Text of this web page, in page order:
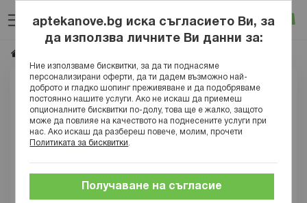
към
съдържанието
Вход
aptekanove.bg иска съгласието Ви, за
да използва личните Ви данни за:
Ние използваме бисквитки, за да ти поднасяме
персонализирани оферти, да ти дадем възможно най-
доброто и гладко шопинг преживяване и да подобряваме
постоянно нашите услуги. Ако не искаш да приемеш
опционалните бисквитки по-долу, това ще е жалко, защото
може да повлияе на качеството на поднесените услуги при
нас. Ако искаш да разбереш повече, молим, прочети
Политиката за бисквитки
Получаване на съгласие